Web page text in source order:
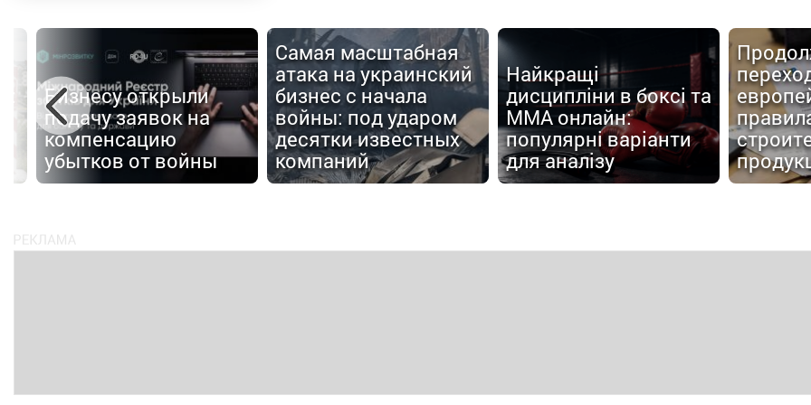
Бизнесу открыли
подачу заявок на
компенсацию
убытков от войны
Самая масштабная
атака на украинский
бизнес с начала
войны: под ударом
десятки известных
компаний
Найкращі
дисципліни в боксі та
MMA онлайн:
популярні варіанти
для аналізу